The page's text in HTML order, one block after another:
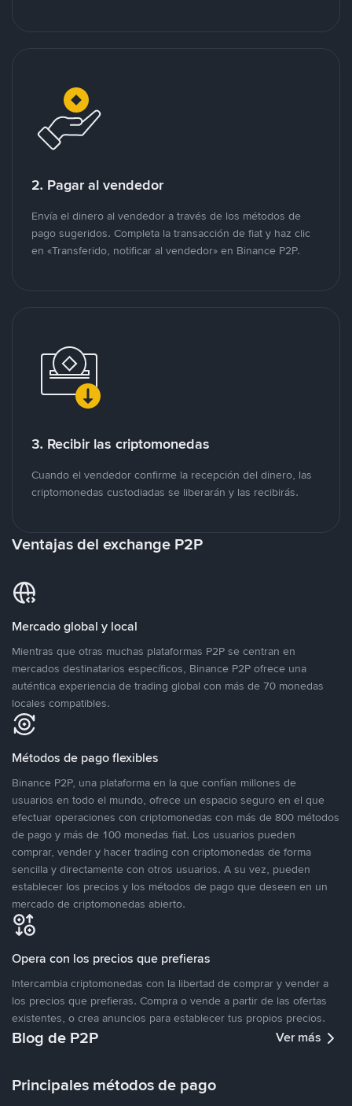
2. Pagar al vendedor
Envía el dinero al vendedor a través de los métodos de
pago sugeridos. Completa la transacción de fiat y haz clic
en «Transferido, notificar al vendedor» en Binance P2P.
3. Recibir las criptomonedas
Cuando el vendedor confirme la recepción del dinero, las
criptomonedas custodiadas se liberarán y las recibirás.
Ventajas del exchange P2P
Mercado global y local
Mientras que otras muchas plataformas P2P se centran en
mercados destinatarios específicos, Binance P2P ofrece una
auténtica experiencia de trading global con más de 70 monedas
locales compatibles.
Métodos de pago flexibles
Binance P2P, una plataforma en la que confían millones de
usuarios en todo el mundo, ofrece un espacio seguro en el que
efectuar operaciones con criptomonedas con más de 800 métodos
de pago y más de 100 monedas fiat. Los usuarios pueden
comprar, vender y hacer trading con criptomonedas de forma
sencilla y directamente con otros usuarios. A su vez, pueden
establecer los precios y los métodos de pago que deseen en un
mercado de criptomonedas abierto.
Opera con los precios que prefieras
Intercambia criptomonedas con la libertad de comprar y vender a
los precios que prefieras. Compra o vende a partir de las ofertas
existentes, o crea anuncios para establecer tus propios precios.
Blog de P2P Ver más
Principales métodos de pago